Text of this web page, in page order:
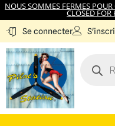
NOUS SOMMES FERMES
CLOSED FOR
Se connecter